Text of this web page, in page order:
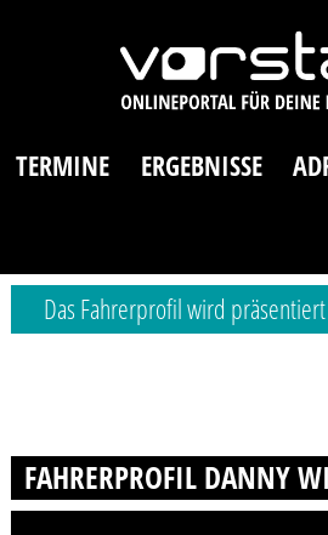
TERMINE ERGEBNISSE
Das Fahrerprofil wird
FAHRERPROFIL DANNY